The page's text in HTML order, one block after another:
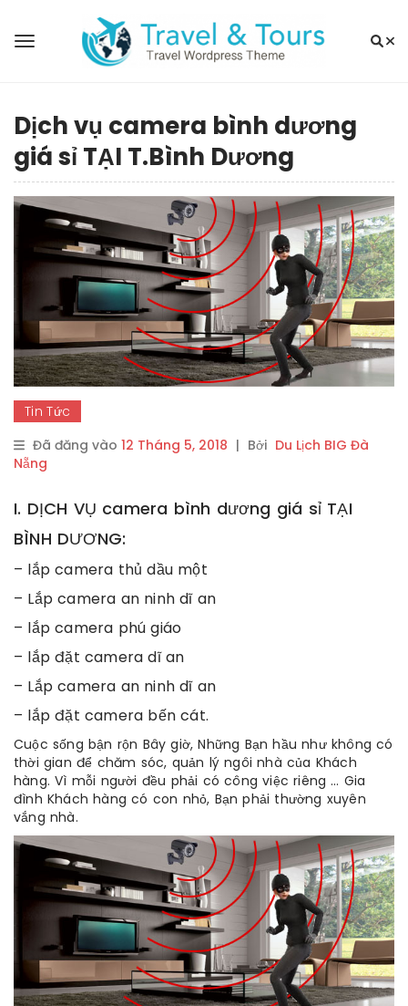
Dịch vụ camera bình dương
giá sỉ TẠI T.Bình Dương
Tin Tức
Đã đăng vào12 Tháng 5, 2018 | Bởi Du Lịch BIG Đà
Nẵng
I. DỊCH VỤ camera bình dương giá sỉ TẠI
BÌNH DƯƠNG:
– lắp camera thủ dầu một
– Lắp camera an ninh dĩ an
– lắp camera phú giáo
– lắp đặt camera dĩ an
– Lắp camera an ninh dĩ an
– lắp đặt camera bến cát.
Cuộc sống bận rộn Bây giờ, Những Bạn hầu như không có
thời gian để chăm sóc, quản lý ngôi nhà của Khách
hàng. Vì mỗi người đều phải có công việc riêng … Gia
đình Khách hàng có con nhỏ, Bạn phải thường xuyên
vắng nhà.